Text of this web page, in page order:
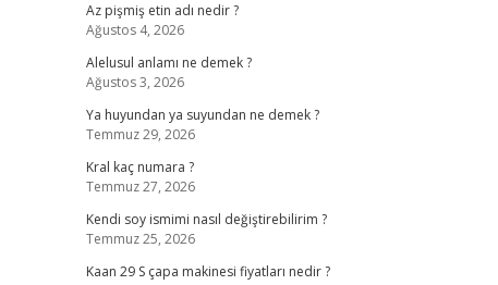
Az pişmiş etin adı nedir ?
Ağustos 4, 2026
Alelusul anlamı ne demek ?
Ağustos 3, 2026
Ya huyundan ya suyundan ne demek ?
Temmuz 29, 2026
Kral kaç numara ?
Temmuz 27, 2026
Kendi soy ismimi nasıl değiştirebilirim ?
Temmuz 25, 2026
Kaan 29 S çapa makinesi fiyatları nedir ?